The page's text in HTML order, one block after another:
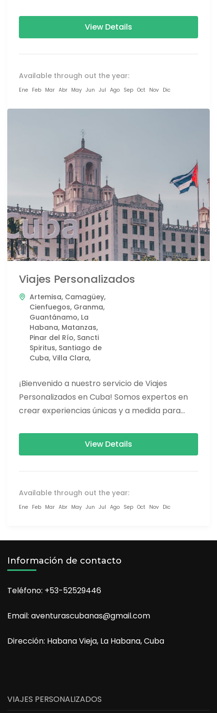
View Details
Available through out the year:
Ene Feb Mar Abr May Jun Jul Ago Sep Oct Nov Dic
Viajes Personalizados
Artemisa, Camagüey,
Cienfuegos, Granma,
Guantánamo, La
Habana, Matanzas,
Pinar del Río, Sancti
Spiritus, Santiago de
Cuba, Villa Clara,
¡Bienvenido a nuestro servicio de Viajes
Personalizados en Cuba! Somos expertos en
crear experiencias únicas y a medida para
View Details
Available through out the year:
Ene Feb Mar Abr May Jun Jul Ago Sep Oct Nov Dic
Información de contacto
Teléfono: +53-52529446
Email: aventurascubanas@gmail.com
Dirección: Habana Vieja, La Habana, Cuba
VIAJES PERSONALIZADOS